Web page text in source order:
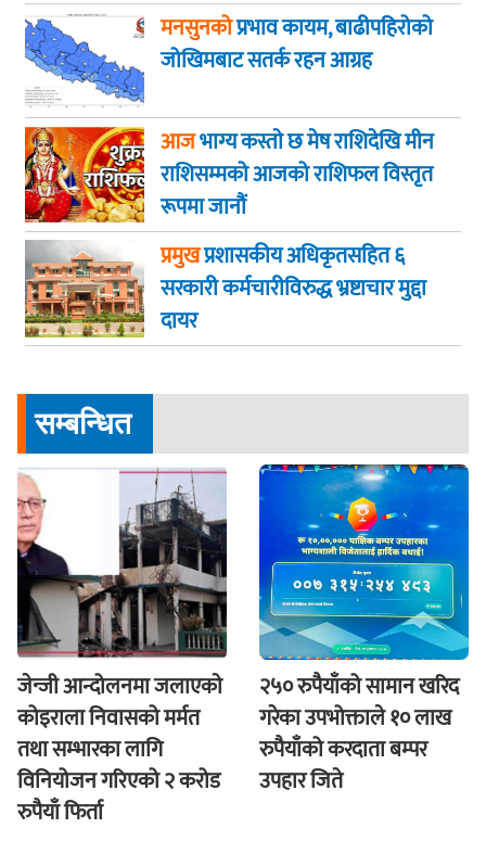
मनसुनकोप्रभाव कायम, बाढीपहिरोको
जोखिमबाट सतर्क रहन आग्रह
आजभाग्य कस्ताे छ मेष राशिदेखि मीन
राशिसम्मको आजको राशिफल विस्तृत
रूपमा जानौं
प्रमुखप्रशासकीय अधिकृतसहित ६
सरकारी कर्मचारीविरुद्ध भ्रष्टाचार मुद्दा
दायर
सम्बन्धित
जेन्जी आन्दोलनमा जलाएकाे
कोइराला निवासको मर्मत
तथा सम्भारका लागि
विनियोजन गरिएको २ करोड
रुपैयाँ फिर्ता
२५० रुपैयाँको सामान खरिद
गरेका उपभोक्ताले १० लाख
रुपैयाँको करदाता बम्पर
उपहार जिते